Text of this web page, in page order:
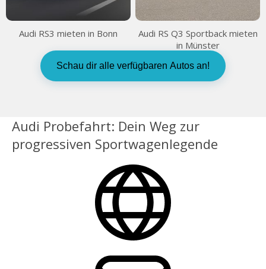
Audi RS3 mieten in Bonn
Audi RS Q3 Sportback mieten
in Münster
Schau dir alle verfügbaren Autos an!
Audi Probefahrt: Dein Weg zur
progressiven Sportwagenlegende